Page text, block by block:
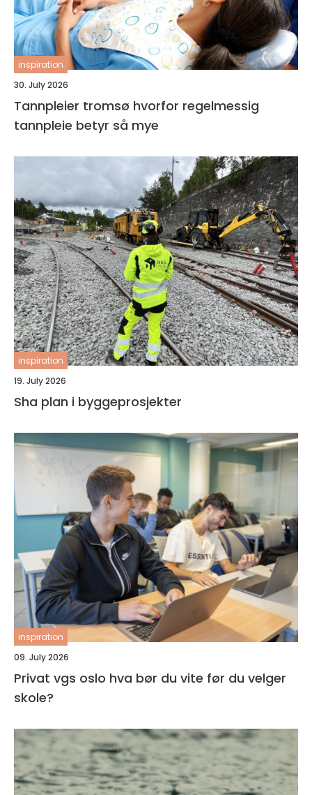
inspiration
30. July 2026
Tannpleier tromsø hvorfor regelmessig
tannpleie betyr så mye
inspiration
19. July 2026
Sha plan i byggeprosjekter
inspiration
09. July 2026
Privat vgs oslo hva bør du vite før du velger
skole?